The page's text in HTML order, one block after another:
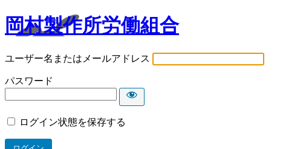
岡村製作所労働組合
ユーザー名またはメールアドレス
パスワード
ログイン状態を保存する